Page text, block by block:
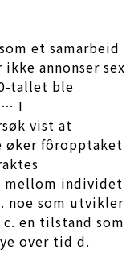
et samarbeid
annonser sex
tallet ble
… I
vist at
øker fôropptaket
mellom individet
noe som utvikler
en tilstand som
over tid d.